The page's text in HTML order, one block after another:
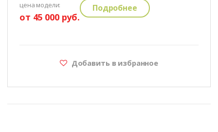
цена модели:
от 45 000 руб.
Подробнее
Добавить в избранное